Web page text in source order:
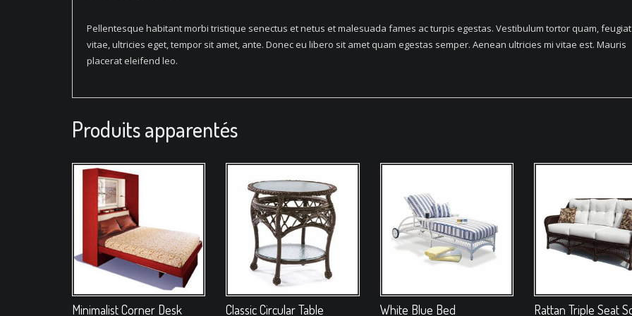
Pellentesque habitant morbi tristique senectus et netus et malesuada fames ac turpis egestas. Vestibulum tortor quam, feugiat
vitae, ultricies eget, tempor sit amet, ante. Donec eu libero sit amet quam egestas semper. Aenean ultricies mi vitae est. Mauris
placerat eleifend leo.
Produits apparentés
Minimalist Corner Desk Classic Circular Table White Blue Bed Rattan Triple Seat